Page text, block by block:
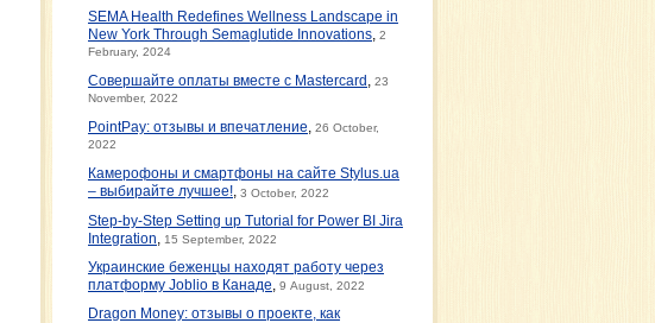
SEMA Health Redefines Wellness Landscape in
New York Through Semaglutide Innovations 2
February, 2024
Совершайте оплаты вместе с Mastercard 23
November, 2022
PointPay: отзывы и впечатление 26 October,
2022
Камерофоны и смартфоны на сайте Stylus.ua
– выбирайте лучшее!, 3 October, 2022
Step-by-Step Setting up Tutorial for Power BI Jira
Integration
15 September, 2022
Украинские беженцы находят работу через
платформу Joblio в Канаде
9 August, 2022
Dragon Money: отзывы о проекте, как